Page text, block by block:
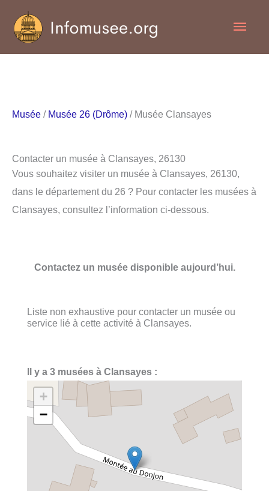
contenu
Musée / Musée 26 (Drôme) / Musée Clansayes
Contacter un musée à Clansayes, 26130
Vous souhaitez visiter un musée à Clansayes, 26130,
dans le département du 26 ? Pour contacter les musées à
Clansayes, consultez l’information ci-dessous.
Contactez un musée disponible aujourd’hui.
Liste non exhaustive pour contacter un musée ou
service lié à cette activité à Clansayes.
Il y a 3 musées à Clansayes :
+
−